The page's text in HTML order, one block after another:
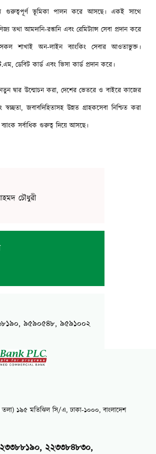
গুরুত্বপূর্ণ ভূমিকা পালন করে আসছে। একই সাথে
তথা আমদানি-রপ্তানি এবং রেমিট্যান্স সেবা প্রদান করে
শাখাই অন-লাইন ব্যাংকিং সেবার আওতাভুক্ত।
ডেবিট কার্ড এবং ভিসা কার্ড প্রদান করে।
দ্বার উন্মোচন করা, দেশের ভেতরে ও বাইরে কাজের
জবাবদিহিতাসহ উন্নত গ্রাহকসেবা নিশ্চিত করা
সর্বাধিক গুরুত্ব দিয়ে আসছে।
চৌধুরী
৯৫৯০৫৪৮, ৯৫৯১০০২
তলা) ১৯৫ মতিঝিল সি/এ, ঢাকা-১০০০, বাংলাদেশ
২২৩৩৮৪৮৩০,